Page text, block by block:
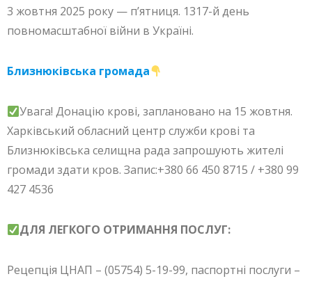
3 жовтня 2025 року — п’ятниця. 1317-й день
повномасштабної війни в Україні.
Близнюківська громада
Увага! Донацію крові, заплановано на 15 жовтня.
Харківський обласний центр служби крові та
Близнюківська селищна рада запрошують жителі
громади здати кров. Запис:+380 66 450 8715 / +380 99
427 4536
ДЛЯ ЛЕГКОГО ОТРИМАННЯ ПОСЛУГ:
Рецепція ЦНАП – (05754) 5-19-99, паспортні послуги –